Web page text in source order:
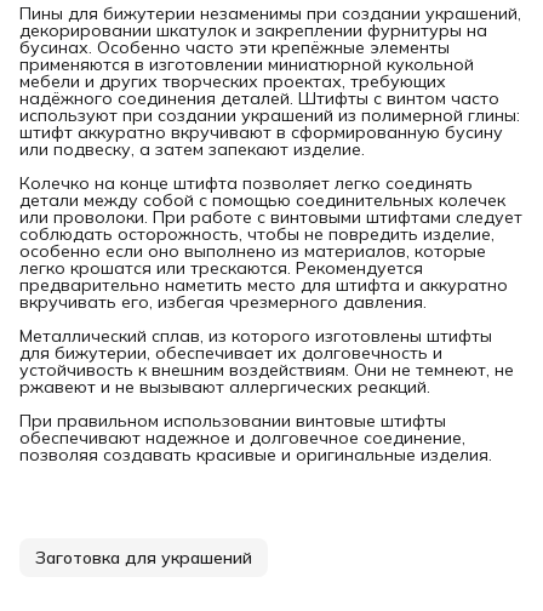
Пины для бижутерии незаменимы при создании украшений,
декорировании шкатулок и закреплении фурнитуры на
бусинах. Особенно часто эти крепёжные элементы
применяются в изготовлении миниатюрной кукольной
мебели и других творческих проектах, требующих
надёжного соединения деталей. Штифты с винтом часто
используют при создании украшений из полимерной глины:
штифт аккуратно вкручивают в сформированную бусину
или подвеску, а затем запекают изделие.
Колечко на конце штифта позволяет легко соединять
детали между собой с помощью соединительных колечек
или проволоки. При работе с винтовыми штифтами следует
соблюдать осторожность, чтобы не повредить изделие,
особенно если оно выполнено из материалов, которые
легко крошатся или трескаются. Рекомендуется
предварительно наметить место для штифта и аккуратно
вкручивать его, избегая чрезмерного давления.
Металлический сплав, из которого изготовлены штифты
для бижутерии, обеспечивает их долговечность и
устойчивость к внешним воздействиям. Они не темнеют, не
ржавеют и не вызывают аллергических реакций.
При правильном использовании винтовые штифты
обеспечивают надежное и долговечное соединение,
позволяя создавать красивые и оригинальные изделия.
Заготовка для украшений